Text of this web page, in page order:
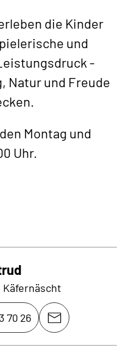
die Kinder
und
-
Natur und Freude
Montag und
Uhr.
70 26